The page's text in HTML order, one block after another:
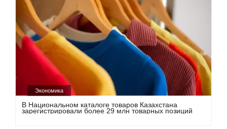
Экономика
В Национальном каталоге товаров Казахстана
зарегистрировали более 29 млн товарных позиций